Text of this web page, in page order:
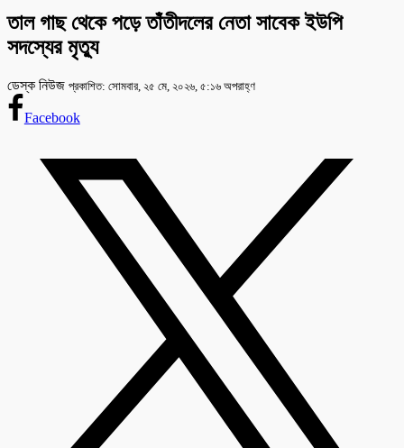
তাল গাছ থেকে পড়ে তাঁতীদলের নেতা সাবেক ইউপি
সদস্যের মৃত্যু
ডেস্ক নিউজ প্রকাশিত: সোমবার, ২৫ মে, ২০২৬, ৫:১৬ অপরাহ্ণ
Facebook